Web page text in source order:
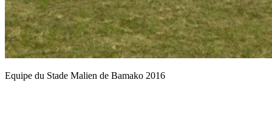
Equipe du Stade Malien de Bamako 2016